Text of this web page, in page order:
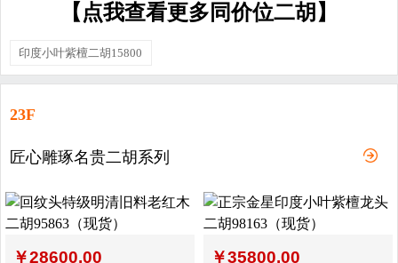
【点我查看更多同价位二胡】
印度小叶紫檀二胡15800
23F
匠心雕琢名贵二胡系列
￥28600.00 ￥35800.00